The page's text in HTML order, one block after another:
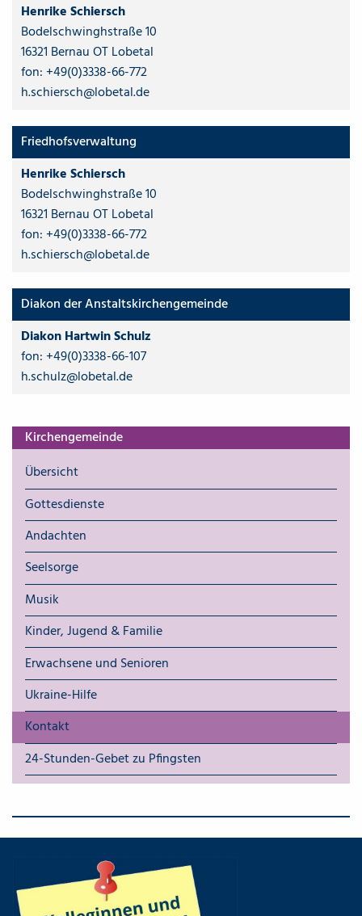
Henrike Schiersch
Bodelschwinghstraße 10
16321 Bernau OT Lobetal
fon: +49(0)3338-66-772
h.schiersch@lobetal.de
Friedhofsverwaltung
Henrike Schiersch
Bodelschwinghstraße 10
16321 Bernau OT Lobetal
fon: +49(0)3338-66-772
h.schiersch@lobetal.de
Diakon der Anstaltskirchengemeinde
Diakon Hartwin Schulz
fon: +49(0)3338-66-107
h.schulz@lobetal.de
Kirchengemeinde
Übersicht
Gottesdienste
Andachten
Seelsorge
Musik
Kinder, Jugend & Familie
Erwachsene und Senioren
Ukraine-Hilfe
Kontakt
24-Stunden-Gebet zu Pfingsten